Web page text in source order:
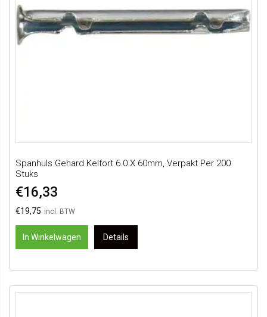
Spanhuls Gehard Kelfort 6.0 X 60mm, Verpakt Per 200
Stuks
€19,75
€16,33
In Winkelwagen Details